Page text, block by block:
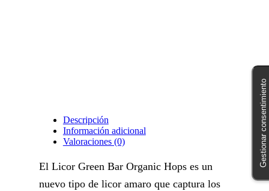
Descripción
Información adicional
Valoraciones (0)
El Licor Green Bar Organic Hops es un
nuevo tipo de licor amaro que captura los
Gestionar consentimiento